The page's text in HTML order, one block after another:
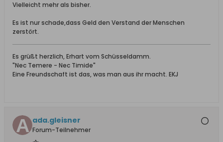
Vielleicht mehr als bisher.
Es ist nur schade,dass Geld den Verstand der Menschen
zerstört.
Es grüßt herzlich, Erhart vom Schüsseldamm.
"Nec Temere - Nec Timide"
Eine Freundschaft ist das, was man aus ihr macht. EKJ
ada.gleisner
Forum-Teilnehmer